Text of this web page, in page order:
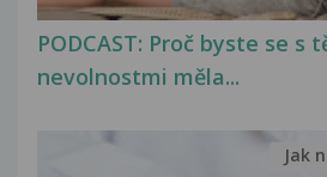
PODCAST: Proč byste se s
nevolnostmi měla...
Jak